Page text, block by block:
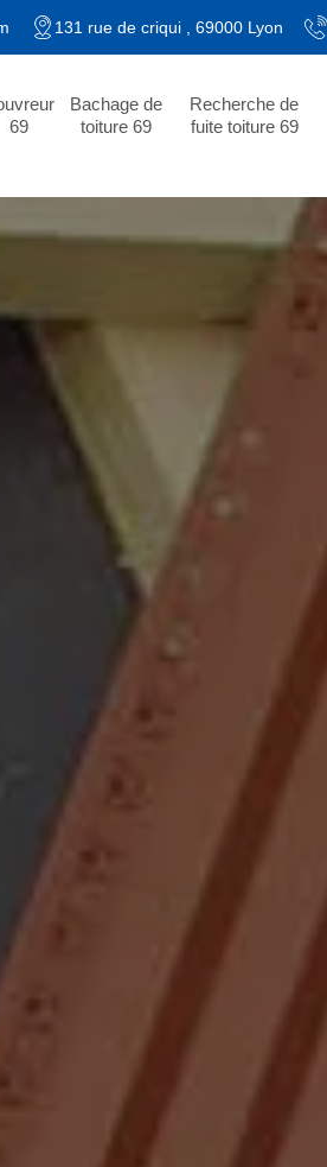
131 rue de criqui , 69000 Lyon
69
Bachage de
toiture 69
Recherche de
fuite toiture 69